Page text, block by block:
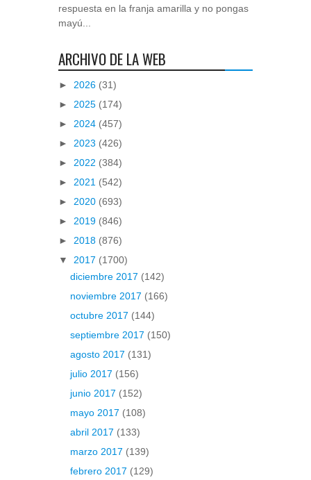
respuesta en la franja amarilla y no pongas
mayú...
ARCHIVO DE LA WEB
► 2026 (31)
► 2025 (174)
► 2024 (457)
► 2023 (426)
► 2022 (384)
► 2021 (542)
► 2020 (693)
► 2019 (846)
► 2018 (876)
▼ 2017 (1700)
diciembre 2017 (142)
noviembre 2017 (166)
octubre 2017 (144)
septiembre 2017 (150)
agosto 2017 (131)
julio 2017 (156)
junio 2017 (152)
mayo 2017 (108)
abril 2017 (133)
marzo 2017 (139)
febrero 2017 (129)